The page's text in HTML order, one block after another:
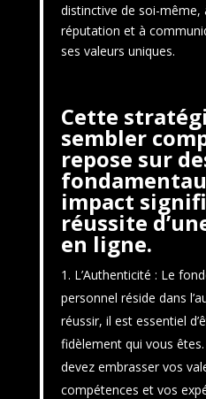
distinctive de soi-même,
réputation et à
ses valeurs uniques.
Cette
sembler
repose sur
impact
réussite
en ligne.
L’Authenticité : Le
personnel réside dans
réussir, il est essentiel
fidèlement qui vous
devez embrasser vos
compétences et vos